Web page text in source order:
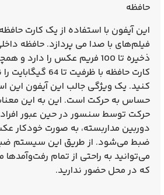
حافظه
این آیفون با استفاده از یک کارت
فیلم‌های با صدا می پردازد. حافظه
ذخیره تا 100 فریم عکس را
کارت حافظه با
کنید. یک ویژگی جالب این آیفون این
حساس به حرکت است. این به این
حرکت توسط سنسور در حین عبور افراد
دوربین مداربسته، به صورت خودکار
ضبط می‌شود. از طریق این سیستم
می‌توانید به راحتی از تمام
که در محل حضور ندارید.